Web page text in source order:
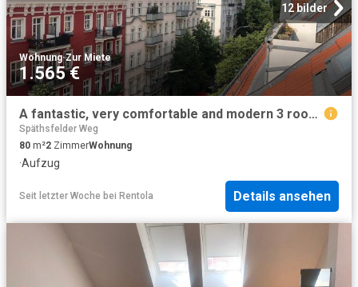
12 bilder
Wohnung·Zur Miete
1.565 €
A fantastic, very comfortable and modern 3 room ROOFTOP apartment in the heart of Neukölln Berlin Amsterdam Apartments for Rent
Späthsfelder Weg
80 m²2 ZimmerWohnung
·Aufzug
Seit letzter Woche bei Rentola Details ansehen